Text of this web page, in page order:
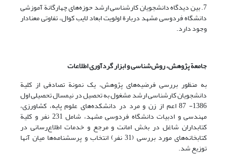
7. بین دیدگاه دانشجویان کارشناسی ارشد حوزه‌های چهارگانة آموزشی
دانشگاه فردوسی مشهد دربارة اولویت ابعاد لایب کوال، تفاوتی معنادار
وجود دارد.
جامعة پژوهش، روش‌شناسی و ابزار گردآوری اطلاعات
به منظور بررسی فرضیه‌های پژوهش، یک نمونة تصادفی از کلیة
دانشجویان کارشناسی ارشد مشغول به تحصیل در نیمسال تحصیلی اول
1386- 87 اعم از زن و مرد در دانشکده‌های علوم پایه، کشاورزی،
مهندسی و ادبیات دانشگاه فردوسی مشهد، شامل 231 نفر و کلیة
کتابداران شاغل در بخش امانت و مرجع و خدمات اطلاع‌رسانی در
کتابخانه‌های مورد بررسی (31 نفر) انتخاب و پرسشنامه‌ها میان آنها
توزیع شد.